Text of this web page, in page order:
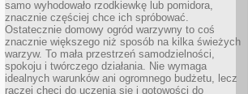
samo wyhodowało rzodkiewkę lub pomidora,
znacznie częściej chce ich spróbować.
Ostatecznie domowy ogród warzywny to coś
znacznie większego niż sposób na kilka świeżych
warzyw. To mała przestrzeń samodzielności,
spokoju i twórczego działania. Nie wymaga
idealnych warunków ani ogromnego budżetu, lecz
raczej chęci do uczenia się i gotowości do